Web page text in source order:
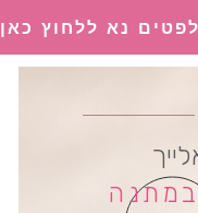
נא ללחוץ כאן
במתנה